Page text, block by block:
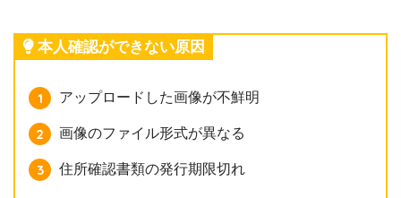
本人確認ができない原因
アップロードした画像が不鮮明
画像のファイル形式が異なる
住所確認書類の発行期限切れ